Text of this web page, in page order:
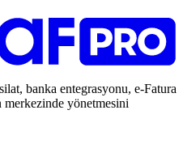
banka entegrasyonu, e-Fatura
yönetmesini